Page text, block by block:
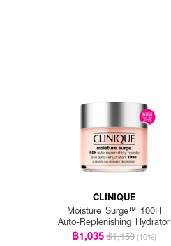
CLINIQUE
Moisture Surge™ 100H
Auto-Replenishing Hydrator
฿1,035฿1,150 (10%)